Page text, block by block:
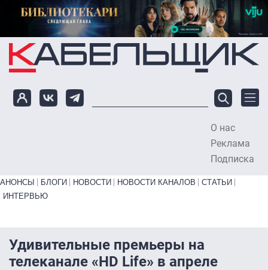
Перейти к основному содержанию
О нас
Реклама
Подписка
Primary links bottom
АНОНСЫ БЛОГИ НОВОСТИ НОВОСТИ КАНАЛОВ
СТАТЬИ
ИНТЕРВЬЮ
Удивительные премьеры на
телеканале «HD Life» в апреле